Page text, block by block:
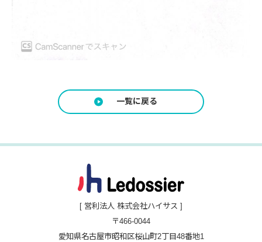
一覧に戻る
[ 営利法人 株式会社ハイサス ]
〒466-0044
愛知県名古屋市昭和区桜山町2丁目48番地1